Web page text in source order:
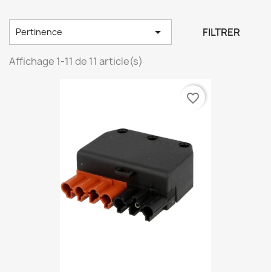
Pertinence  FILTRER
Affichage 1-11 de 11 article(s)
favorite_border